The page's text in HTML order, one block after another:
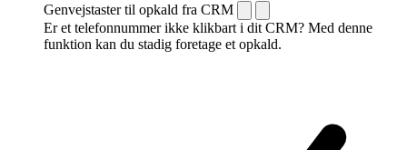
Genvejstaster til opkald fra CRM
Er et telefonnummer ikke klikbart i dit CRM? Med denne
funktion kan du stadig foretage et opkald.